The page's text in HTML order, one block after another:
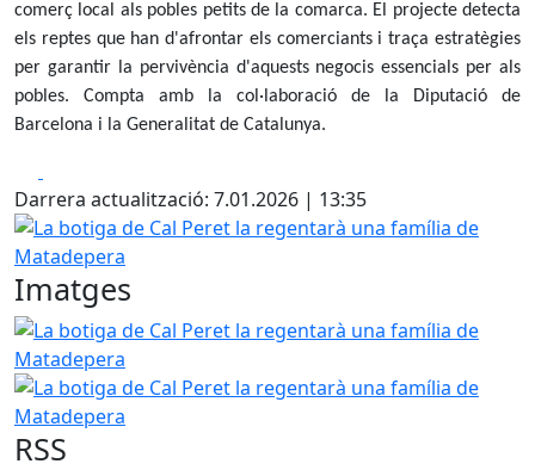
comerç local als pobles petits de la comarca. El projecte detecta
els reptes que han d'afrontar els comerciants i traça estratègies
per garantir la pervivència d'aquests negocis essencials per als
pobles. Compta amb la col·laboració de la Diputació de
Barcelona i la Generalitat de Catalunya.
Darrera actualització: 7.01.2026 | 13:35
La botiga de Cal Peret la regentarà una família de
Imatges
La botiga de Cal Peret la regentarà una família de
La botiga de Cal Peret la regentarà una família de
RSS